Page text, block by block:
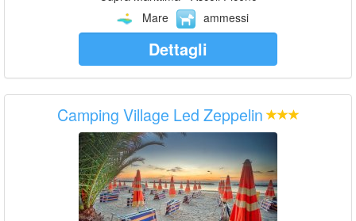
Mare
ammessi
Dettagli
Camping Village Led Zeppelin